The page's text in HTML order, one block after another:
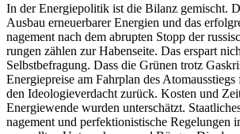
In der Energie­po­litik ist die Bilanz gemischt.
Ausbau erneu­er­barer Energien und das
nagement nach dem abrupten Stopp der
rungen zählen zur Haben­seite. Das erspart
Selbst­be­fragung. Dass die Grünen trotz
Energie­preise am Fahrplan des Atomaus­stiegs
den Ideolo­gie­ver­dacht zurück. Kosten und
Energie­wende wurden unter­schätzt.
nagement und perfek­tio­nis­tische Regelungen